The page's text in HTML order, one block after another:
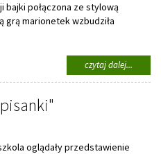
bajki połączona ze stylową
grą marionetek wzbudziła
czytaj dalej...
temat:
oglądały przedstawienie